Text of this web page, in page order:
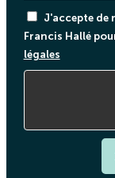
J'accepte de
Francis Hallé
légales